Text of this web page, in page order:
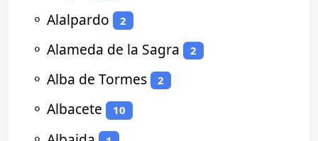
⚬ Alalpardo 2
⚬ Alameda de la Sagra 2
⚬ Alba de Tormes 2
⚬ Albacete 10